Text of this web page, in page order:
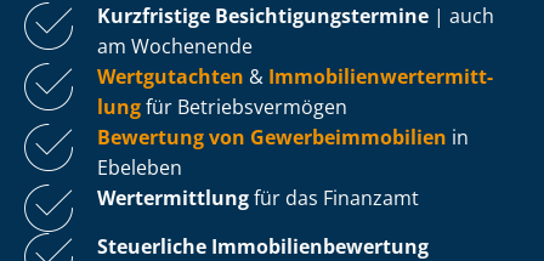
Kurzfristige Be­sich­ti­gungs­ter­mi­ne | auch
am Wochenende
Wertgutachten & Im­mo­bi­li­en­wert­ermitt­
lungfür Be­triebs­ver­mö­gen
Bewertung von Ge­wer­be­im­mo­bi­li­en in
Ebeleben
Wertermittlungfür das Finanzamt
Steuerliche Im­mo­bi­li­en­be­wer­tung